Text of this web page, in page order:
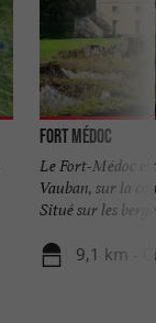
Fort Médoc
Le Fort-Médoc
Vauban, sur la
Situé sur les
9,1 km -